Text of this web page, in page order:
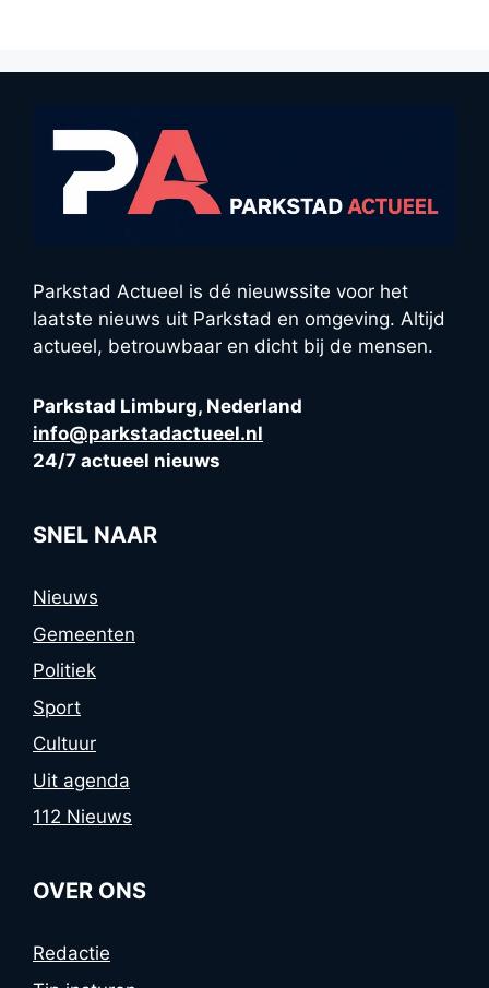
Parkstad Actueel is dé nieuwssite voor het
laatste nieuws uit Parkstad en omgeving. Altijd
actueel, betrouwbaar en dicht bij de mensen.
Parkstad Limburg, Nederland
info@parkstadactueel.nl
24/7 actueel nieuws
SNEL NAAR
Nieuws
Gemeenten
Politiek
Sport
Cultuur
Uit agenda
112 Nieuws
OVER ONS
Redactie